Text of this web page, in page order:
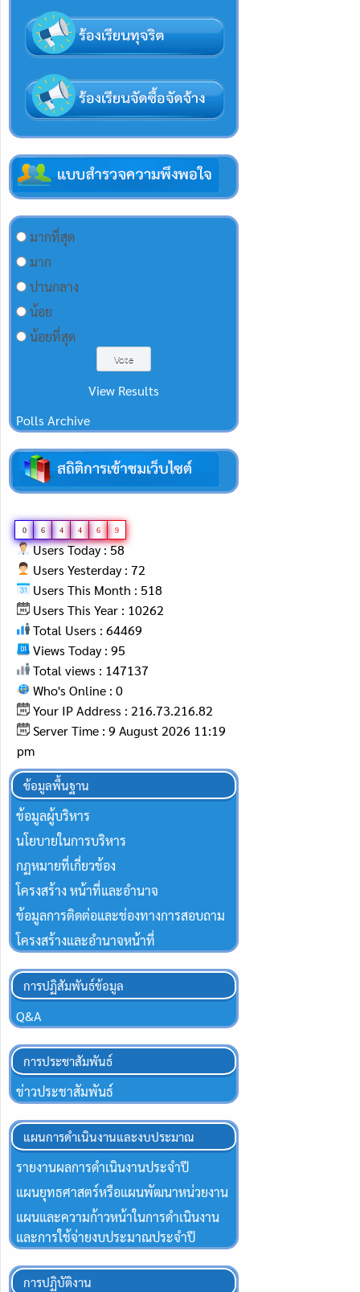
มากที่สุด
มาก
ปานกลาง
น้อย
น้อยที่สุด
View Results
Polls Archive
0 6 4 4 6 9
Users Today : 58
Users Yesterday : 72
Users This Month : 518
Users This Year : 10262
Total Users : 64469
Views Today : 95
Total views : 147137
Who's Online : 0
Your IP Address : 216.73.216.82
Server Time : 9 August 2026 11:19
pm
ข้อมูลพื้นฐาน
ข้อมูลผู้บริหาร
นโยบายในการบริหาร
กฏหมายที่เกี่ยวข้อง
โครงสร้าง หน้าที่และอำนาจ
ข้อมูลการติดต่อและช่องทางการสอบถาม
โครงสร้างและอำนาจหน้าที่
การปฏิสัมพันธ์ข้อมูล
Q&A
การประชาสัมพันธ์
ข่าวประชาสัมพันธ์
แผนการดำเนินงานและงบประมาณ
รายงานผลการดำเนินงานประจำปี
แผนยุทธศาสตร์หรือแผนพัฒนาหน่วยงาน
แผนและความก้าวหน้าในการดำเนินงาน
และการใช้จ่ายงบประมาณประจำปี
การปฏิบัติงาน